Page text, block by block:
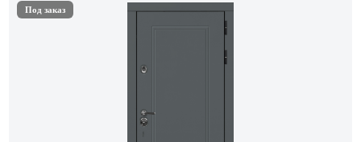
Под заказ